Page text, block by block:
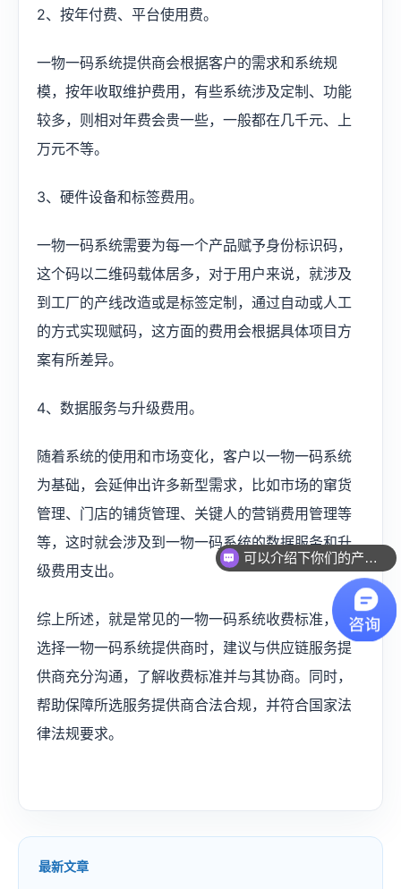
2、按年付费、平台使用费。
一物一码系统提供商会根据客户的需求和系统规
模，按年收取维护费用，有些系统涉及定制、功能
较多，则相对年费会贵一些，一般都在几千元、上
万元不等。
3、硬件设备和标签费用。
一物一码系统需要为每一个产品赋予身份标识码，
这个码以二维码载体居多，对于用户来说，就涉及
到工厂的产线改造或是标签定制，通过自动或人工
的方式实现赋码，这方面的费用会根据具体项目方
案有所差异。
4、数据服务与升级费用。
随着系统的使用和市场变化，客户以一物一码系统
为基础，会延伸出许多新型需求，比如市场的窜货
管理、门店的铺货管理、关键人的营销费用管理等
等，这时就会涉及到一物一码系统的数据服务和升
级费用支出。
综上所述，就是常见的一物一码系统收费标准，在
选择一物一码系统提供商时，建议与供应链服务提
供商充分沟通，了解收费标准并与其协商。同时，
帮助保障所选服务提供商合法合规，并符合国家法
律法规要求。
最新文章
可以介绍下你们的产品么？